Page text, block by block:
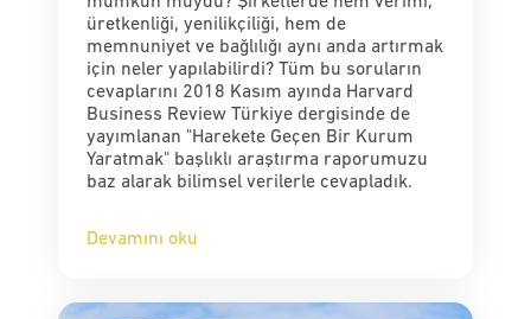
üretkenliği, yenilikçiliği, hem de
memnuniyet ve bağlılığı aynı anda artırmak
için neler yapılabilirdi? Tüm bu soruların
cevaplarını 2018 Kasım ayında Harvard
Business Review Türkiye dergisinde de
yayımlanan "Harekete Geçen Bir Kurum
Yaratmak" başlıklı araştırma raporumuzu
baz alarak bilimsel verilerle cevapladık.
Devamını oku